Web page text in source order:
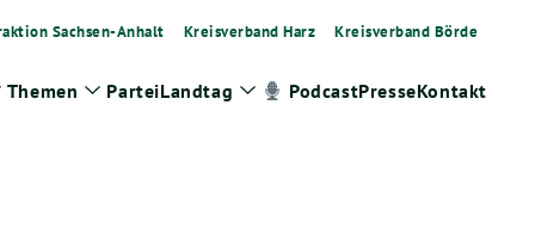
Sachsen-Anhalt Kreisverband Harz Kreisverband Börde
Themen
Zeige
ParteiLandtag
ZeigePodcastPresseKontakt